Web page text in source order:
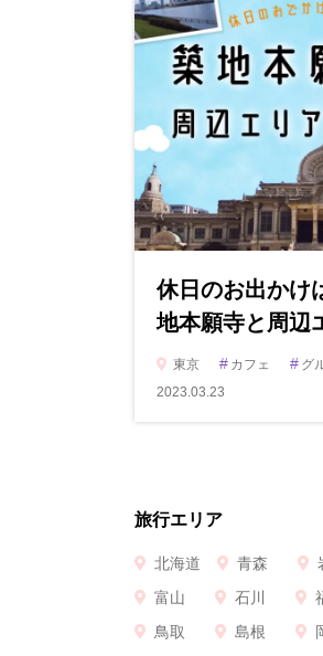
休日のお出かけ
地本願寺と周辺
東京 # カフェ # グ
2023.03.23
旅行エリア
北海道 青森
富山
石川
鳥取
島根